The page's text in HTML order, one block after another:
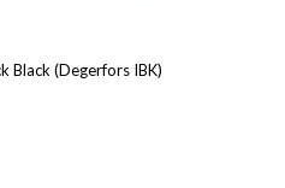
Black (Degerfors IBK)